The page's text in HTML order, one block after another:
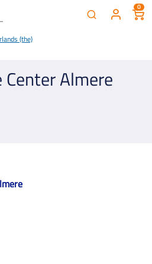
0
(the)
Center Almere